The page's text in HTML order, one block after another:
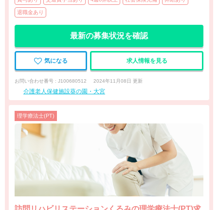
退職金あり
最新の募集状況を確認
気になる 求人情報を見る
お問い合わせ番号 : J100680512 2024年11月08日 更新
介護老人保健施設葵の園・大宮
理学療法士(PT)